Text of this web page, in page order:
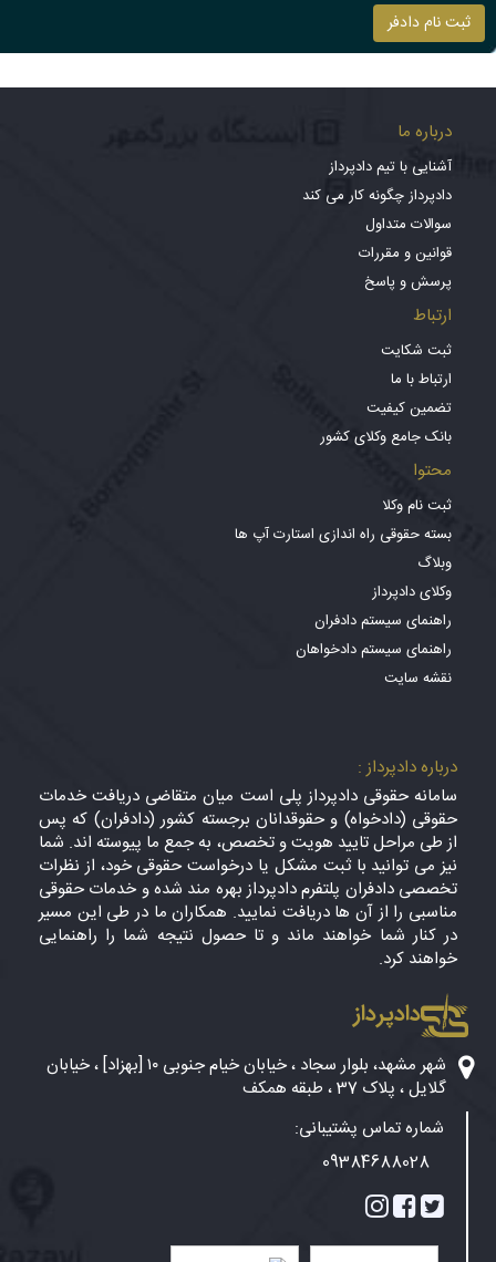
ثبت نام دادفر
درباره ما
آشنایی با تیم دادپرداز
دادپرداز چگونه کار می کند
سوالات متداول
قوانین و مقررات
پرسش و پاسخ
ارتباط
ثبت شکایت
ارتباط با ما
تضمین کیفیت
بانک جامع وکلای کشور
محتوا
ثبت نام وکلا
بسته حقوقی راه اندازی استارت آپ ها
وبلاگ
وکلای دادپرداز
راهنمای سیستم دادفران
راهنمای سیستم دادخواهان
نقشه سایت
درباره دادپرداز :
سامانه حقوقی دادپرداز پلی است میان متقاضی دریافت خدمات
حقوقی (دادخواه) و حقوقدانان برجسته کشور (دادفران) که پس
از طی مراحل تایید هویت و تخصص، به جمع ما پیوسته اند. شما
نیز می توانید با ثبت مشکل یا درخواست حقوقی خود، از نظرات
تخصصی دادفران پلتفرم دادپرداز بهره مند شده و خدمات حقوقی
مناسبی را از آن ها دریافت نمایید. همکاران ما در طی این مسیر
در کنار شما خواهند ماند و تا حصول نتیجه شما را راهنمایی
خواهند کرد.
دادپرداز
شهر مشهد، بلوار سجاد ، خیابان خیام جنوبی ۱۰ [بهزاد] ، خیابان
گلایل ، پلاک 37 ، طبقه همکف
شماره تماس پشتیبانی:
09384688028